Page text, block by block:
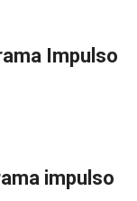
Impulso
impulso